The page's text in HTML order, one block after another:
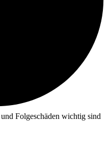
Folgeschäden wichtig sind